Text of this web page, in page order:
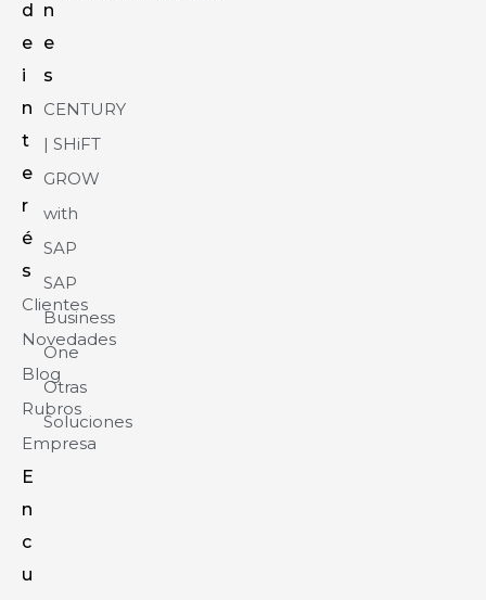
d
e
i
n
t
e
r
é
s
Clientes
Novedades
Blog
Rubros
Empresa
E
n
c
u
n
e
s
CENTURY
| SHiFT
GROW
with
SAP
SAP
Business
One
Otras
Soluciones